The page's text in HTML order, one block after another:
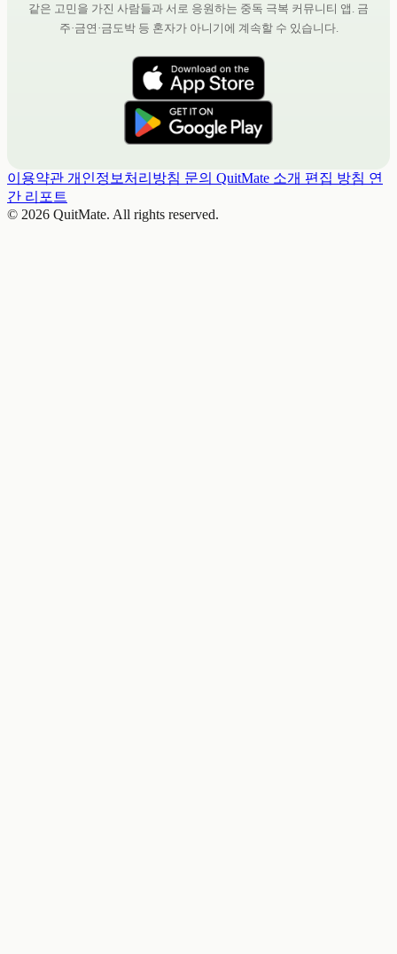
같은 고민을 가진 사람들과 서로 응원하는 중독 극복 커뮤니티 앱. 금
주·금연·금도박 등 혼자가 아니기에 계속할 수 있습니다.
이용약관 개인정보처리방침 문의 QuitMate 소개 편집 방침 연
간 리포트
© 2026 QuitMate. All rights reserved.